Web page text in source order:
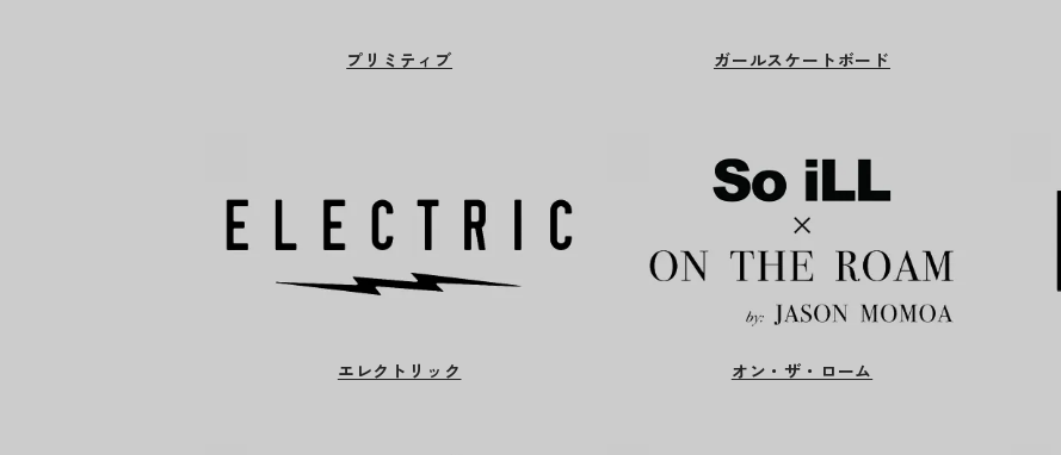
プリミティブ ガールスケートボード
エレクトリック オン・ザ・ローム